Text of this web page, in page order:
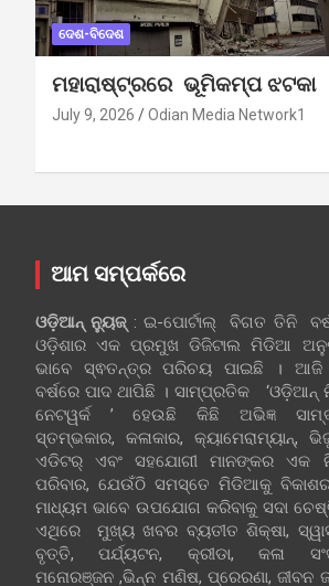
ଦେଶ-ବିଦେଶ
ମହାରାଷ୍ଟ୍ରରେ ଭୂମିକମ୍ପ ଝଟକା
July 9, 2026 Odian Media Network1
ଆମ ସମ୍ପର୍କରେ
ଓଡ଼ିଆନ୍‍ ନ୍ୟୁଜ୍‍: ଇ-ପୋର୍ଟାଲ୍ ବିଗତ ତିନି
ଓଡ଼ିଶାର ଏକ ପ୍ରମୁଖ ଡିଜିଟାଲ ମିଡିଆ
ଭାବେ ସ୍ଵତନ୍ତ୍ର ପରିଚୟ ପାଇଛି । ଆଜି
ବର୍ଷରେ ପାଦ ଥାପିଛି । ସାମ୍ପ୍ରତିକ
ନେଟୱର୍କ ’ ହେଉଛି କିଛି ଅଭିଜ୍ଞ
ସ୍ତମ୍ଭକାର, କଳାକାର, କ୍ୟାମେରାମ୍ୟାନ୍,
ଏଡିଟର୍ ଏବଂ ସହଯୋଗୀ ମାନଙ୍କର ଏକ
ପରିବାର, ଯେଉଁଠି ସମସ୍ତେ ମିଡିଆକୁ
ମାଧ୍ୟମ ଭାବେ ଉପଯୋଗ କରିବାକୁ ସଦା
ଏଥିରେ ମୁଖ୍ୟ ଖବର ବ୍ୟତୀତ ଶିକ୍ଷା,
ବୃତ୍ତି, ପର୍ଯ୍ୟଟନ, କ୍ରୀଡା, କଳା
ମନୋରଞ୍ଜନ ,ଭିନ୍ନ ମଣିଷ, ପ୍ରେରଣା, ଜୀବନ